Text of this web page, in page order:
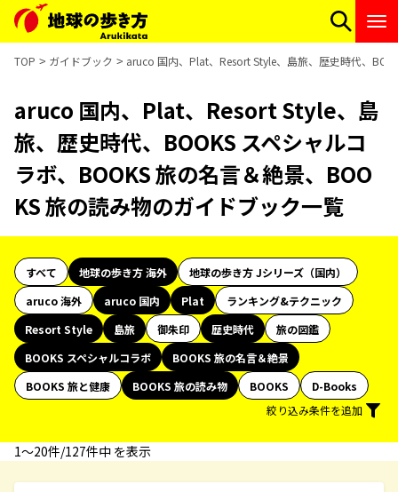
TOP ガイドブック aruco 国内、Plat、Resort Style、島旅、歴史時代、
aruco 国内、Plat、Resort Style、島
旅、歴史時代、BOOKS スペシャルコ
ラボ、BOOKS 旅の名言＆絶景、BOO
KS 旅の読み物のガイドブック一覧
すべて 地球の歩き方 海外
地球の歩き方 Jシリーズ（国内）
aruco 海外
aruco 国内 Plat
ランキング&テクニック
Resort Style
島旅 御朱印 歴史時代
旅の図鑑
BOOKS スペシャルコラボ
BOOKS 旅の名言＆絶景
BOOKS 旅と健康
BOOKS 旅の読み物 BOOKS
D-Books
絞り込み条件を追加
1〜20件/127件中 を表示